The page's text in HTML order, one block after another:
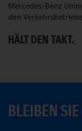
Mercedes-Benz
den
HÄLT DEN TAKT.
BLEIBEN